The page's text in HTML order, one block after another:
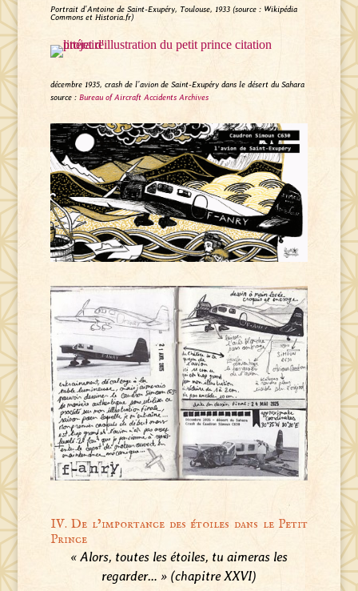
Portrait d’Antoine de Saint-Exupéry, Toulouse, 1933 (source : Wikipédia
Commons et Historia.fr)
décembre 1935, crash de l’avion de Saint-Exupéry dans le désert du Sahara
source : Bureau of Aircraft Accidents Archives
IV. De l’importance des étoiles dans le Petit
Prince
« Alors, toutes les étoiles, tu aimeras les
regarder… » (chapitre XXVI)